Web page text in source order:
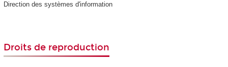
Direction des systèmes d'information
Droits de reproduction